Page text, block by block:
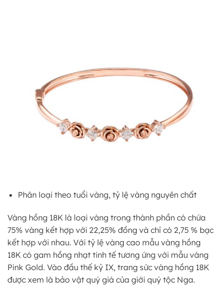
Phân loại theo tuổi vàng, tỷ lệ vàng nguyên chất
Vàng hồng 18K là loại vàng trong thành phần có chứa
75% vàng kết hợp với 22,25% đồng và chỉ có 2,75 % bạc
kết hợp với nhau. Với tỷ lệ vàng cao mẫu vàng hồng
18K có gam hồng nhạt tinh tế tương ứng với mẫu vàng
Pink Gold. Vào đầu thế kỷ IX, trang sức vàng hồng 18K
được xem là bảo vật quý giá của giới quý tộc Nga.